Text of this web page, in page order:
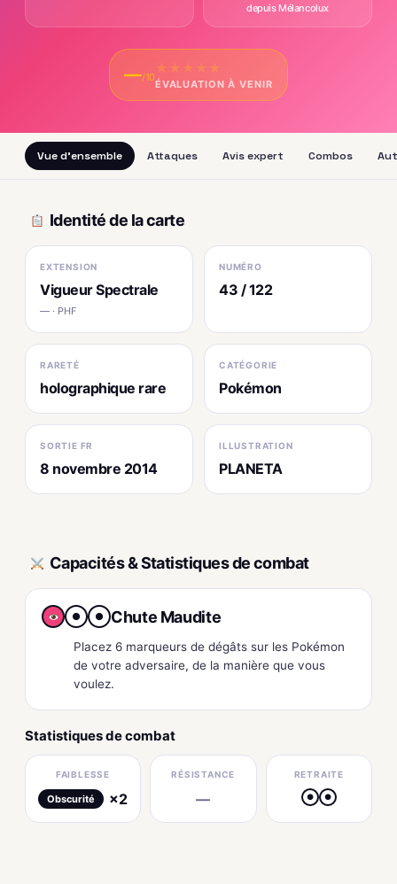
depuis Mélancolux
—/10
★ ★ ★ ★ ★
ÉVALUATION À VENIR
Vue d'ensemble Attaques Avis expert Combos
Identité de la carte
EXTENSION
Vigueur Spectrale
— · PHF
NUMÉRO
43 / 122
RARETÉ
holographique rare
CATÉGORIE
Pokémon
SORTIE FR
8 novembre 2014
ILLUSTRATION
PLANETA
Capacités & Statistiques de combat
● ● Chute Maudite
Placez 6 marqueurs de dégâts sur les Pokémon
de votre adversaire, de la manière que vous
voulez.
Statistiques de combat
FAIBLESSE
Obscurité ×2
RÉSISTANCE
—
RETRAITE
● ●